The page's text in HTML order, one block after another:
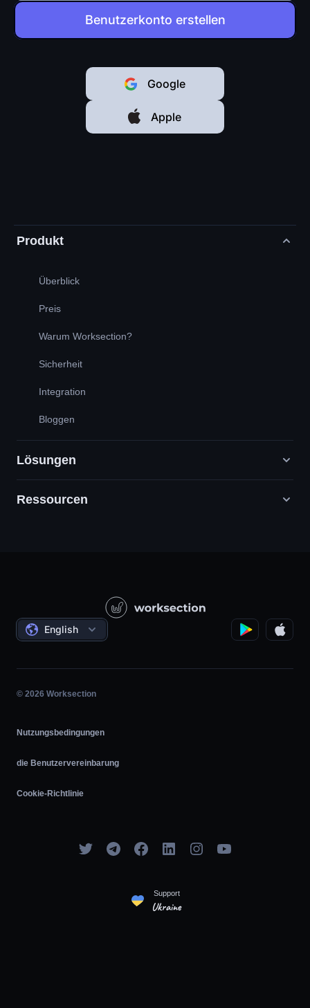
Benutzerkonto erstellen
Google
Apple
Produkt
Überblick
Preis
Warum Worksection?
Sicherheit
Integration
Bloggen
Lösungen
Digitale Marketingagenturen
Staatliche / Soziale Projekte
Projektmanagement
Stundengenaue Arbeit
Agile
Ressourcen
Bedingungen
English
© 2026 Worksection
Nutzungsbedingungen
die Benutzervereinbarung
Cookie-Richtlinie
Support
Ukraine